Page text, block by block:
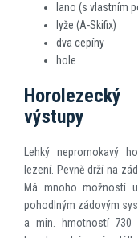
lano (s vlastním
lyže (A-Skifix)
dva cepíny
hole
výstupy
Lehký nepromokavý
lezení. Pevně drží na
Má mnoho možností
pohodlným zádovým
a min. hmotností 730